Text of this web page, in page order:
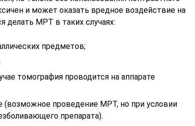
и может оказать вредное воздействие на
делать МРТ в таких случаях:
предметов;
томография проводится на аппарате
(возможное проведение МРТ, но при условии
препарата).